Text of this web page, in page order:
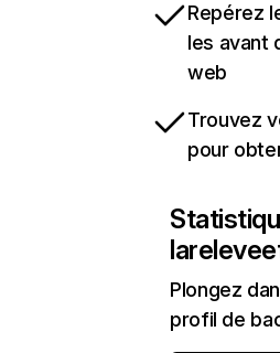
Repérez
les avant
web
Trouvez
pour
Plongez
profil de